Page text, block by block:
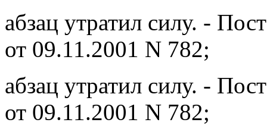
абзац утратил силу. -
от 09.11.2001 N 782;
абзац утратил силу. -
от 09.11.2001 N 782;